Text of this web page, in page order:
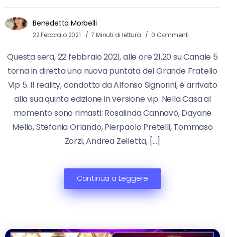
Benedetta Morbelli
22 Febbraio 2021 7 Minuti di lettura 0 Commenti
Questa sera, 22 febbraio 2021, alle ore 21,20 su Canale 5
torna in diretta una nuova puntata del Grande Fratello
Vip 5. Il reality, condotto da Alfonso Signorini, è arrivato
alla sua quinta edizione in versione vip. Nella Casa al
momento sono rimasti: Rosalinda Cannavò, Dayane
Mello, Stefania Orlando, Pierpaolo Pretelli, Tommaso
Zorzi, Andrea Zelletta, […]
Continua a Leggere